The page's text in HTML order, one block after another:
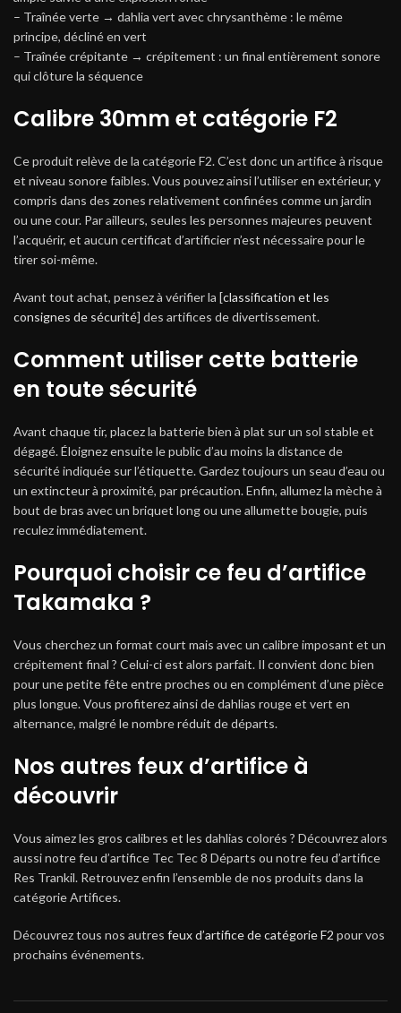
– Traînée verte → dahlia vert avec chrysanthème : le même
principe, décliné en vert
– Traînée crépitante → crépitement : un final entièrement sonore
qui clôture la séquence
Calibre 30mm et catégorie F2
Ce produit relève de la catégorie F2. C’est donc un artifice à risque
et niveau sonore faibles. Vous pouvez ainsi l’utiliser en extérieur, y
compris dans des zones relativement confinées comme un jardin
ou une cour. Par ailleurs, seules les personnes majeures peuvent
l’acquérir, et aucun certificat d’artificier n’est nécessaire pour le
tirer soi-même.
Avant tout achat, pensez à vérifier la [classification et les
consignes de sécurité] des artifices de divertissement.
Comment utiliser cette batterie
en toute sécurité
Avant chaque tir, placez la batterie bien à plat sur un sol stable et
dégagé. Éloignez ensuite le public d’au moins la distance de
sécurité indiquée sur l’étiquette. Gardez toujours un seau d’eau ou
un extincteur à proximité, par précaution. Enfin, allumez la mèche à
bout de bras avec un briquet long ou une allumette bougie, puis
reculez immédiatement.
Pourquoi choisir ce feu d’artifice
Takamaka ?
Vous cherchez un format court mais avec un calibre imposant et un
crépitement final ? Celui-ci est alors parfait. Il convient donc bien
pour une petite fête entre proches ou en complément d’une pièce
plus longue. Vous profiterez ainsi de dahlias rouge et vert en
alternance, malgré le nombre réduit de départs.
Nos autres feux d’artifice à
découvrir
Vous aimez les gros calibres et les dahlias colorés ? Découvrez alors
aussi notre feu d’artifice Tec Tec 8 Départs ou notre feu d’artifice
Res Trankil. Retrouvez enfin l’ensemble de nos produits dans la
catégorie Artifices.
Découvrez tous nos autres feux d’artifice de catégorie F2 pour vos
prochains événements.